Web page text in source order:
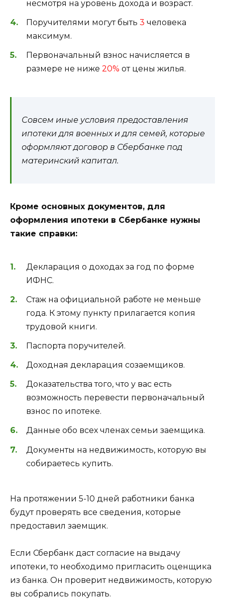
несмотря на уровень дохода и возраст.
Поручителями могут быть 3 человека
максимум.
Первоначальный взнос начисляется в
размере не ниже 20% от цены жилья.
Совсем иные условия предоставления
ипотеки для военных и для семей, которые
оформляют договор в Сбербанке под
материнский капитал.
Кроме основных документов, для
оформления ипотеки в Сбербанке нужны
такие справки:
Декларация о доходах за год по форме
ИФНС.
Стаж на официальной работе не меньше
года. К этому пункту прилагается копия
трудовой книги.
Паспорта поручителей.
Доходная декларация созаемщиков.
Доказательства того, что у вас есть
возможность перевести первоначальный
взнос по ипотеке.
Данные обо всех членах семьи заемщика.
Документы на недвижимость, которую вы
собираетесь купить.
На протяжении 5-10 дней работники банка
будут проверять все сведения, которые
предоставил заемщик.
Если Сбербанк даст согласие на выдачу
ипотеки, то необходимо пригласить оценщика
из банка. Он проверит недвижимость, которую
вы собрались покупать.